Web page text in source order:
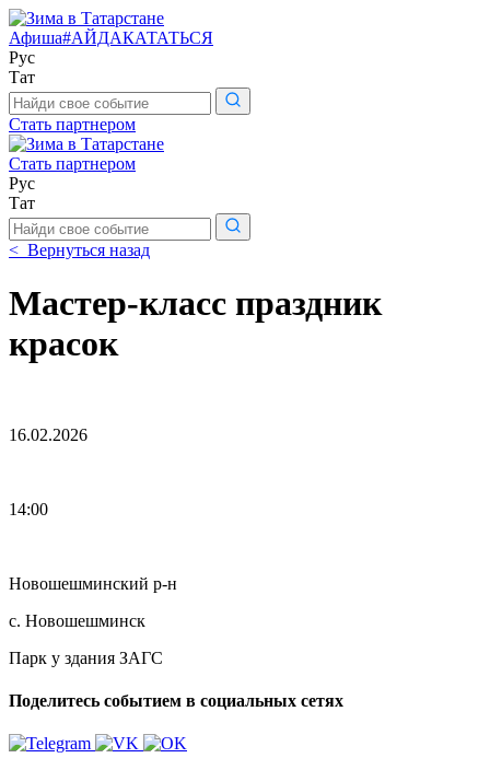
Афиша#АЙДАКАТАТЬСЯ
Рус
Тат
Поиск
по
сайту
Стать партнером
Стать партнером
Рус
Тат
Поиск
по
сайту
< Вернуться назад
Мастер-класс праздник
красок
16.02.2026
14:00
Новошешминский р-н
с. Новошешминск
Парк у здания ЗАГС
Поделитесь событием в социальных сетях